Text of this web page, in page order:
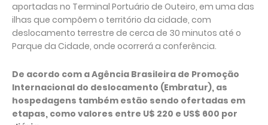
aportadas no Terminal Portuário de Outeiro, em uma das
ilhas que compõem o território da cidade, com
deslocamento terrestre de cerca de 30 minutos até o
Parque da Cidade, onde ocorrerá a conferência.
De acordo com a Agência Brasileira de Promoção
Internacional do deslocamento (Embratur), as
hospedagens também estão sendo ofertadas em
etapas, como valores entre U$ 220 e US$ 600 por